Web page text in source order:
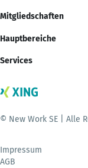
Mitgliedschaften
Hauptbereiche
Services
© New Work SE | Alle
Impressum
AGB